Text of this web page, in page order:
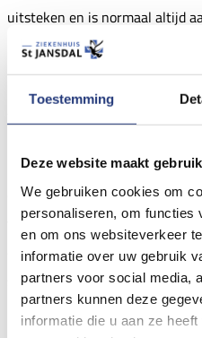
Toestemming
Deze website maakt
We gebruiken cookies om
personaliseren, om functies
en om ons websiteverkeer
informatie over uw gebruik
partners voor social media,
partners kunnen deze
informatie die u aan ze
uitsteken en is normaal altijd
komen voor bij de slijmbeurs
Aandoeningen
De slijmbeurs kan door een
en zich vullen met bloed. Op
volstaan met het leegzuigen
drukverband wordt aangelegd.
slijmbeurs herhaaldelijk wordt
Daardoor kan er een